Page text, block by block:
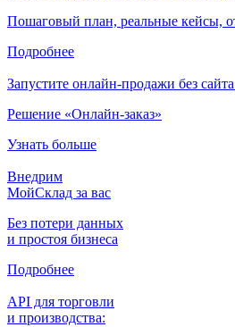
Пошаговый план, реальные кейсы,
Подробнее
Запустите онлайн-продажи без
Решение «Онлайн-заказ»
Узнать больше
Внедрим
МойСклад за вас
Без потери данных
и простоя бизнеса
Подробнее
API для торговли
и производства: